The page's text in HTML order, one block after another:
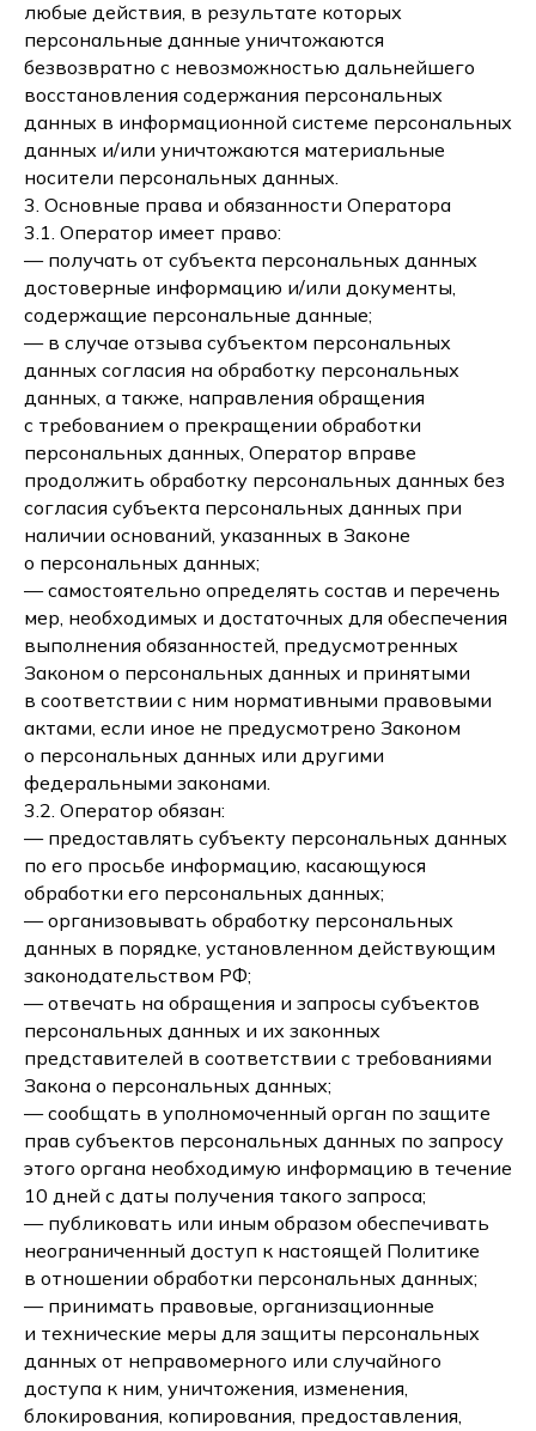
любые действия, в результате которых
персональные данные уничтожаются
безвозвратно с невозможностью дальнейшего
восстановления содержания персональных
данных в информационной системе персональных
данных и/или уничтожаются материальные
носители персональных данных.
3. Основные права и обязанности Оператора
3.1. Оператор имеет право:
— получать от субъекта персональных данных
достоверные информацию и/или документы,
содержащие персональные данные;
— в случае отзыва субъектом персональных
данных согласия на обработку персональных
данных, а также, направления обращения
с требованием о прекращении обработки
персональных данных, Оператор вправе
продолжить обработку персональных данных без
согласия субъекта персональных данных при
наличии оснований, указанных в Законе
о персональных данных;
— самостоятельно определять состав и перечень
мер, необходимых и достаточных для обеспечения
выполнения обязанностей, предусмотренных
Законом о персональных данных и принятыми
в соответствии с ним нормативными правовыми
актами, если иное не предусмотрено Законом
о персональных данных или другими
федеральными законами.
3.2. Оператор обязан:
— предоставлять субъекту персональных данных
по его просьбе информацию, касающуюся
обработки его персональных данных;
— организовывать обработку персональных
данных в порядке, установленном действующим
законодательством РФ;
— отвечать на обращения и запросы субъектов
персональных данных и их законных
представителей в соответствии с требованиями
Закона о персональных данных;
— сообщать в уполномоченный орган по защите
прав субъектов персональных данных по запросу
этого органа необходимую информацию в течение
10 дней с даты получения такого запроса;
— публиковать или иным образом обеспечивать
неограниченный доступ к настоящей Политике
в отношении обработки персональных данных;
— принимать правовые, организационные
и технические меры для защиты персональных
данных от неправомерного или случайного
доступа к ним, уничтожения, изменения,
блокирования, копирования, предоставления,